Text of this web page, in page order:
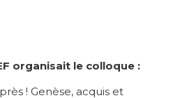
organisait le colloque :
! Genèse, acquis et